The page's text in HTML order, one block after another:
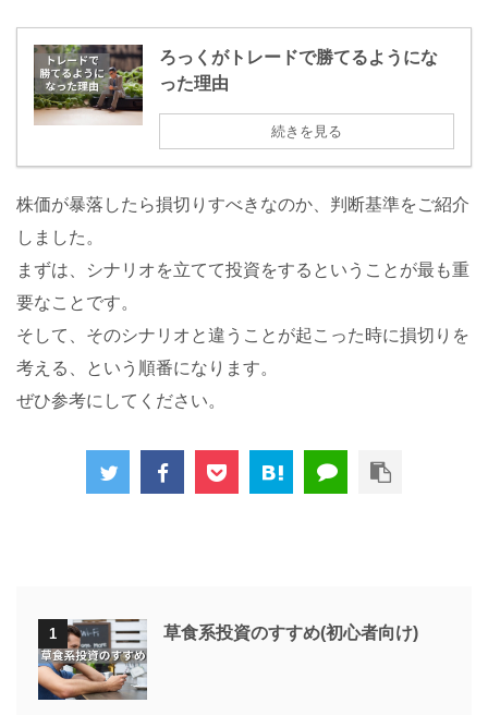
ろっくがトレードで勝てるようにな
った理由
続きを見る
株価が暴落したら損切りすべきなのか、判断基準をご紹介
しました。
まずは、シナリオを立てて投資をするということが最も重
要なことです。
そして、そのシナリオと違うことが起こった時に損切りを
考える、という順番になります。
ぜひ参考にしてください。
1 草食系投資のすすめ(初心者向け)